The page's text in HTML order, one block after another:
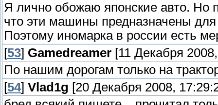
Я лично обожаю японские авто. Но
что эти машины предназначены
Поэтому иномарка в россии есть
[53] Gamedreamer [11 Декабря
По нашим дорогам только на
[54] Vlad1g [20 Декабря 2008,